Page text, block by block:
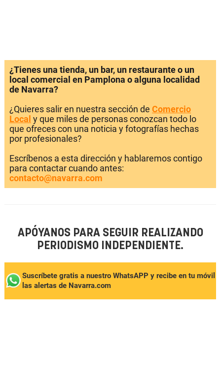
¿Tienes una tienda, un bar, un restaurante o un
local comercial en Pamplona o alguna localidad
de Navarra?
¿Quieres salir en nuestra sección de Comercio
Local y que miles de personas conozcan todo lo
que ofreces con una noticia y fotografías hechas
por profesionales?
Escríbenos a esta dirección y hablaremos contigo
para contactar cuando antes:
contacto@navarra.com
APÓYANOS PARA SEGUIR REALIZANDO
PERIODISMO INDEPENDIENTE.
Suscríbete gratis a nuestro WhatsAPP y recibe en tu móvil
las alertas de Navarra.com